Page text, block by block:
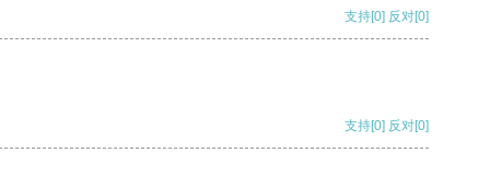
支持[0] 反对[0]
支持[0] 反对[0]